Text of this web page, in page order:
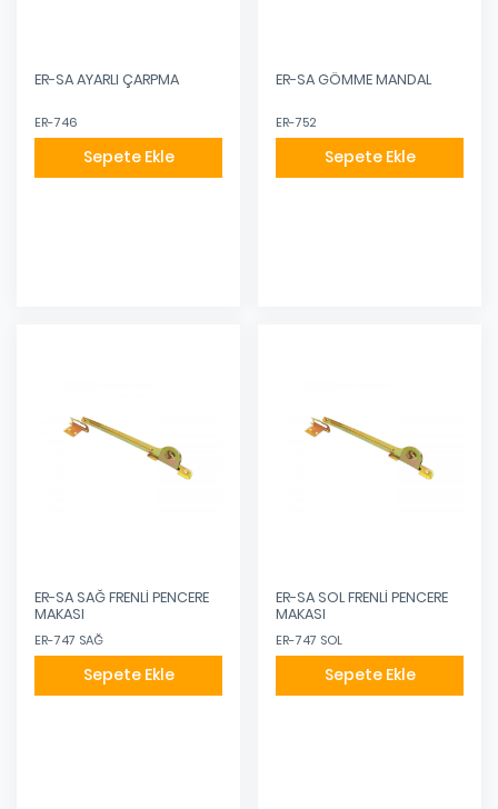
ER-SA AYARLI ÇARPMA
ER-746
Sepete Ekle
ER-SA GÖMME MANDAL
ER-752
Sepete Ekle
ER-SA SAĞ FRENLİ PENCERE
MAKASI
ER-747 SAĞ
Sepete Ekle
ER-SA SOL FRENLİ PENCERE
MAKASI
ER-747 SOL
Sepete Ekle